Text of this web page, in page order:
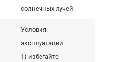
солнечных лучей
Условия
эксплуатации:
1) избегайте